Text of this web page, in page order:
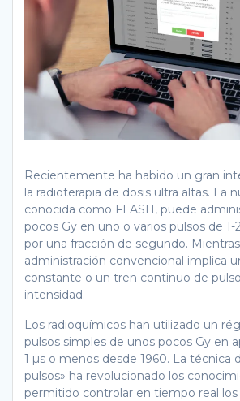
Recientemente ha habido un gran
la radioterapia de dosis ultra altas. La
conocida como FLASH, puede
pocos Gy en uno o varios pulsos de 1-
por una fracción de segundo.
administración convencional implica
constante o un tren continuo de
intensidad.
Los radioquímicos han utilizado un
pulsos simples de unos pocos Gy en
1 µs o menos desde 1960. La técnica
pulsos» ha revolucionado los
permitido controlar en tiempo real los